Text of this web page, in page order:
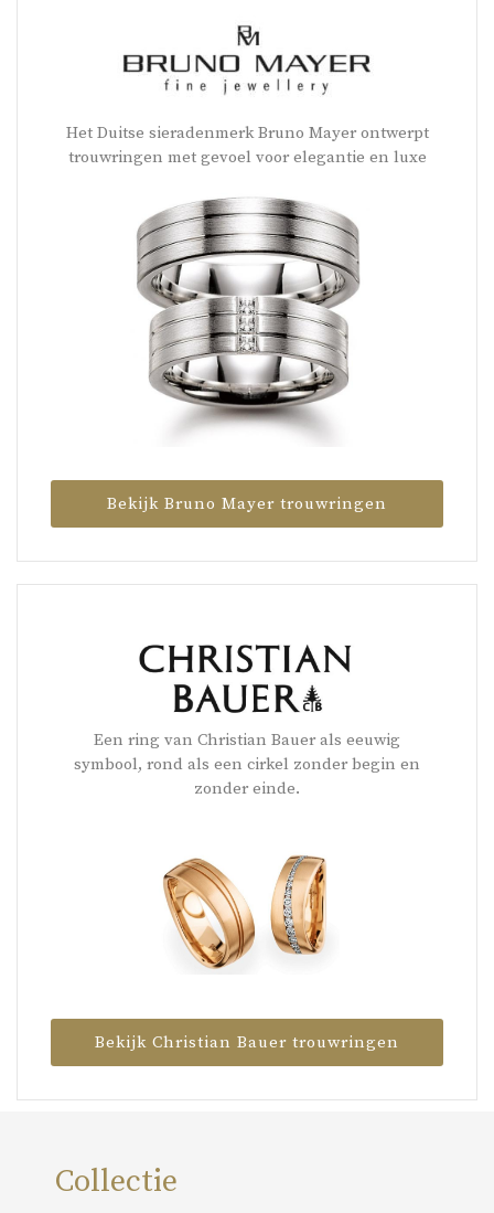
Het Duitse sieradenmerk Bruno Mayer ontwerpt
trouwringen met gevoel voor elegantie en luxe
Bekijk Bruno Mayer trouwringen
Een ring van Christian Bauer als eeuwig
symbool, rond als een cirkel zonder begin en
zonder einde.
Bekijk Christian Bauer trouwringen
Collectie